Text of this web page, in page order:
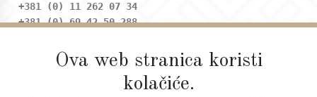
Ova web stranica koristi
kolačiće.
+381 (0) 11 262 07 34
+381 (0) 69 42 50 288
Adresa
Dositejeva 9, Trg republike